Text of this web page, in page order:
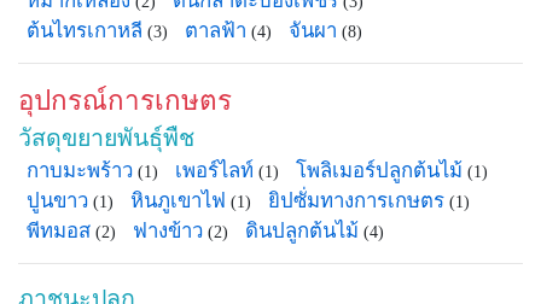
ต้นไทรเกาหลี (3) ตาลฟ้า (4) จันผา (8)
อุปกรณ์การเกษตร
วัสดุขยายพันธุ์พืช
กาบมะพร้าว (1) เพอร์ไลท์ (1) โพลิเมอร์ปลูกต้นไม้ (1)
ปูนขาว (1) หินภูเขาไฟ (1) ยิปซั่มทางการเกษตร (1)
พีทมอส (2) ฟางข้าว (2) ดินปลูกต้นไม้ (4)
ภาชนะปลูก